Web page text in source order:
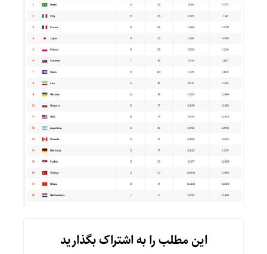
این مطلب را به اشتراک بگذارید